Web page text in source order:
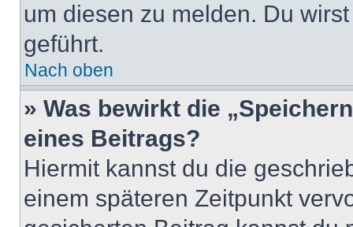
um diesen zu melden. Du
geführt.
Nach oben
» Was bewirkt die
eines Beitrags?
Hiermit kannst du die
einem späteren Zeitpunkt